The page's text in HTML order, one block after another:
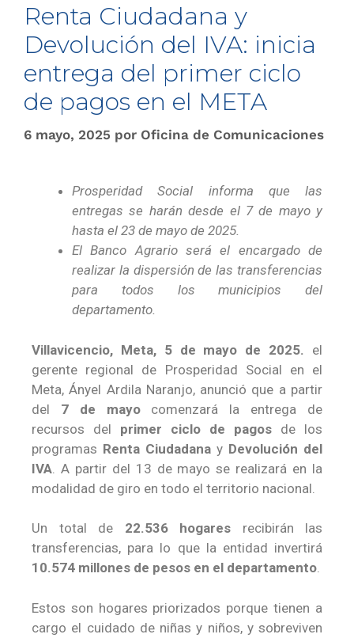
Renta Ciudadana y
Devolución del IVA: inicia
entrega del primer ciclo
de pagos en el META
6 mayo, 2025 por Oficina de Comunicaciones
Prosperidad Social informa que las
entregas se harán desde el 7 de mayo y
hasta el 23 de mayo de 2025.
El Banco Agrario será el encargado de
realizar la dispersión de las transferencias
para todos los municipios del
departamento.
Villavicencio, Meta, 5 de mayo de 2025. el
gerente regional de Prosperidad Social en el
Meta, Ányel Ardila Naranjo, anunció que a partir
del 7 de mayocomenzará la entrega de
recursos del primer ciclo de pagos de los
programas Renta Ciudadana y Devolución del
IVA . A partir del 13 de mayo se realizará en la
modalidad de giro en todo el territorio nacional.
Un total de 22.536 hogares recibirán las
transferencias, para lo que la entidad invertirá
10.574 millones de pesos en el departamento.
Estos son hogares priorizados porque tienen a
cargo el cuidado de niñas y niños, y sobreviven